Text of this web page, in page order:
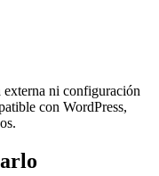
ni configuración
con WordPress,